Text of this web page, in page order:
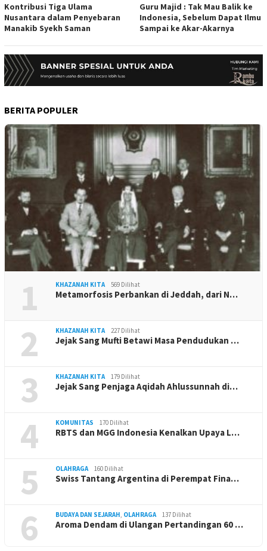
Kontribusi Tiga Ulama
Nusantara dalam Penyebaran
Manakib Syekh Saman
Guru Majid : Tak Mau Balik ke
Indonesia, Sebelum Dapat Ilmu
Sampai ke Akar-Akarnya
BERITA POPULER
1 KHAZANAH KITA 569 Dilihat
Metamorfosis Perbankan di Jeddah, dari N…
2 KHAZANAH KITA 227 Dilihat
Jejak Sang Mufti Betawi Masa Pendudukan …
3 KHAZANAH KITA 179 Dilihat
Jejak Sang Penjaga Aqidah Ahlussunnah di…
4 KOMUNITAS 170 Dilihat
RBTS dan MGG Indonesia Kenalkan Upaya L…
5 OLAHRAGA 160 Dilihat
Swiss Tantang Argentina di Perempat Fina…
6 BUDAYA DAN SEJARAH, OLAHRAGA 137 Dilihat
Aroma Dendam di Ulangan Pertandingan 60 …